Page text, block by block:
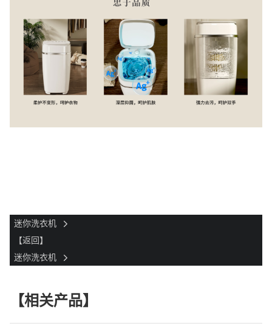
迷你洗衣机
【返回】
迷你洗衣机
【相关产品】